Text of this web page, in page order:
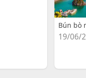
Bún bò
19/06/